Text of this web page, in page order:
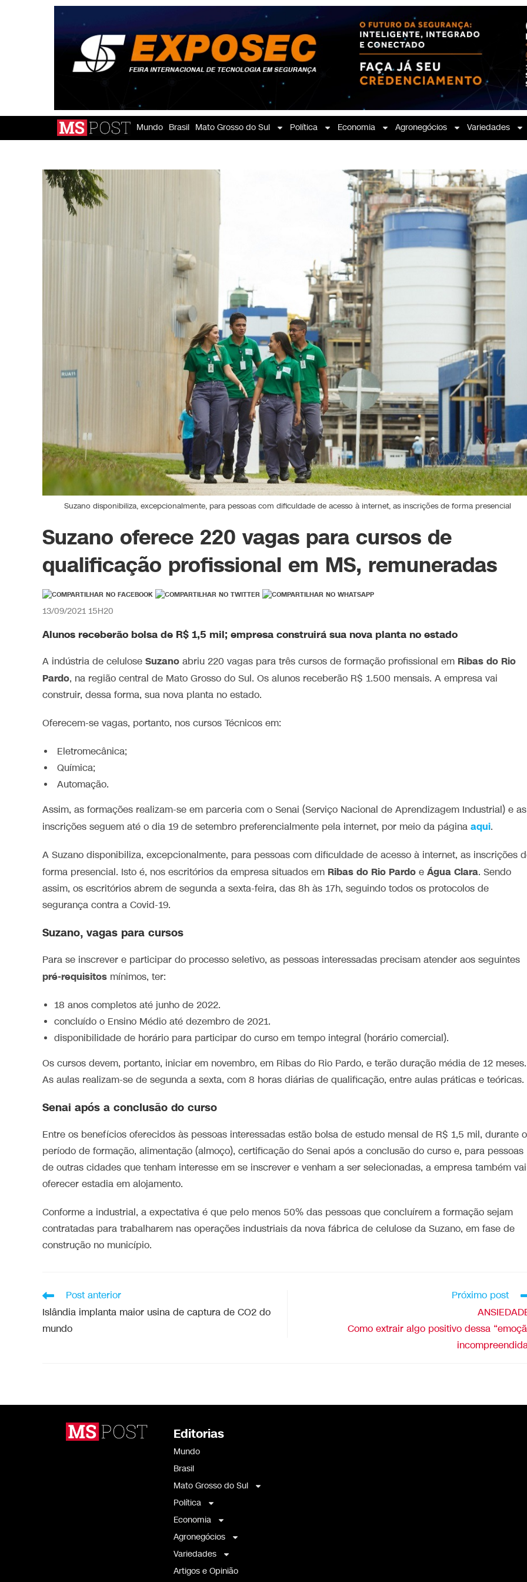
Mundo Brasil Mato Grosso do Sul Política Economia Agronegócios Variedades
Suzano disponibiliza, excepcionalmente, para pessoas com dificuldade de acesso à internet, as inscrições de forma presencial
Suzano oferece 220 vagas para cursos de
qualificação profissional em MS, remuneradas
13/09/2021 15H20
Alunos receberão bolsa de R$ 1,5 mil; empresa construirá sua nova planta no estado
A indústria de celulose Suzano abriu 220 vagas para três cursos de formação profissional em Ribas do Rio
Pardo, na região central de Mato Grosso do Sul. Os alunos receberão R$ 1.500 mensais. A empresa vai
construir, dessa forma, sua nova planta no estado.
Oferecem-se vagas, portanto, nos cursos Técnicos em:
Eletromecânica;
Química;
Automação.
Assim, as formações realizam-se em parceria com o Senai (Serviço Nacional de Aprendizagem Industrial) e as
inscrições seguem até o dia 19 de setembro preferencialmente pela internet, por meio da página aqui.
A Suzano disponibiliza, excepcionalmente, para pessoas com dificuldade de acesso à internet, as inscrições
forma presencial. Isto é, nos escritórios da empresa situados em Ribas do Rio Pardo e Água Clara. Sendo
assim, os escritórios abrem de segunda a sexta-feira, das 8h às 17h, seguindo todos os protocolos de
segurança contra a Covid-19.
Suzano, vagas para cursos
Para se inscrever e participar do processo seletivo, as pessoas interessadas precisam atender aos seguintes
pré-requisitos mínimos, ter:
18 anos completos até junho de 2022.
concluído o Ensino Médio até dezembro de 2021.
disponibilidade de horário para participar do curso em tempo integral (horário comercial).
Os cursos devem, portanto, iniciar em novembro, em Ribas do Rio Pardo, e terão duração média de 12 meses.
As aulas realizam-se de segunda a sexta, com 8 horas diárias de qualificação, entre aulas práticas e teóricas.
Senai após a conclusão do curso
Entre os benefícios oferecidos às pessoas interessadas estão bolsa de estudo mensal de R$ 1,5 mil, durante o
período de formação, alimentação (almoço), certificação do Senai após a conclusão do curso e, para pessoas
de outras cidades que tenham interesse em se inscrever e venham a ser selecionadas, a empresa também vai
oferecer estadia em alojamento.
Conforme a industrial, a expectativa é que pelo menos 50% das pessoas que concluírem a formação sejam
contratadas para trabalharem nas operações industriais da nova fábrica de celulose da Suzano, em fase de
construção no município.
Post anterior
Islândia implanta maior usina de captura de CO2 do
mundo
Próximo post
Como extrair algo positivo dessa
Editorias
Mundo
Brasil
Mato Grosso do Sul
Política
Economia
Agronegócios
Variedades
Artigos e Opinião